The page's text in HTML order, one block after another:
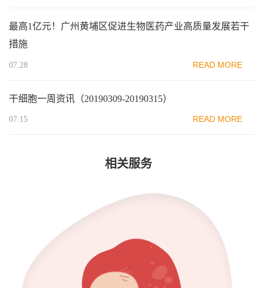
最高1亿元！广州黄埔区促进生物医药产业高质量发展若干
措施
07.28 READ MORE
干细胞一周资讯（20190309-20190315）
07.15 READ MORE
相关服务